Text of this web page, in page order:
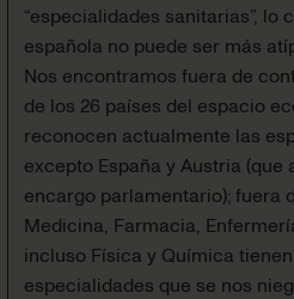
“especialidades sanitarias”, lo
española no puede ser más
Nos encontramos fuera de
de los 26 países del espacio
reconocen actualmente las
excepto España y Austria
encargo parlamentario); fuera
Medicina, Farmacia,
incluso Física y Química
especialidades que se nos